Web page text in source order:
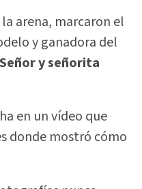
arena, marcaron el
y ganadora del
Señor y señorita
en un vídeo que
donde mostró cómo